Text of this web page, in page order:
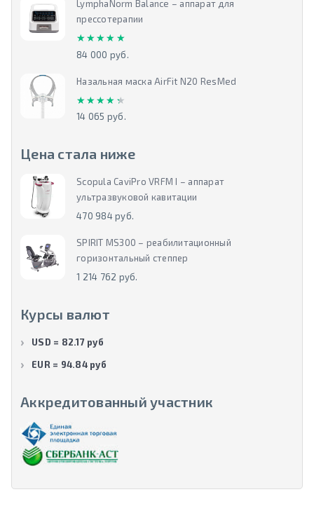
LymphaNorm Balance – аппарат для
прессотерапии
★★★★★
★★★★★
84 000 руб.
Назальная маска AirFit N20 ResMed
★★★★★
★★★★★
14 065 руб.
Цена стала ниже
Scopula CaviPro VRFM I – аппарат
ультразвуковой кавитации
470 984 руб.
SPIRIT MS300 – реабилитационный
горизонтальный степпер
1 214 762 руб.
Курсы валют
USD = 82.17 руб
EUR = 94.84 руб
Аккредитованный участник